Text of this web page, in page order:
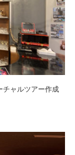
チャルツアー作成